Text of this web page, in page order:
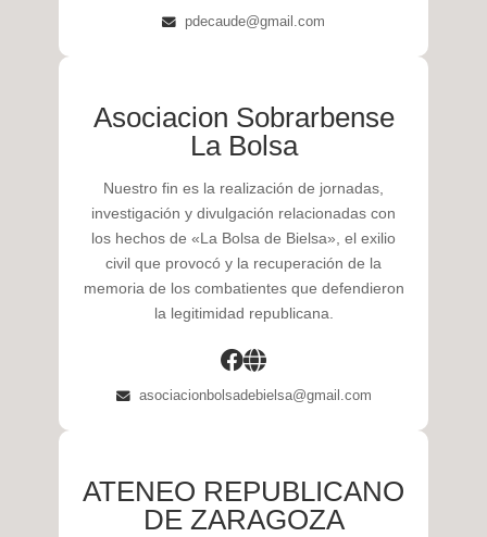
pdecaude@gmail.com
Asociacion Sobrarbense
La Bolsa
Nuestro fin es la realización de jornadas,
investigación y divulgación relacionadas con
los hechos de «La Bolsa de Bielsa», el exilio
civil que provocó y la recuperación de la
memoria de los combatientes que defendieron
la legitimidad republicana.
asociacionbolsadebielsa@gmail.com
ATENEO REPUBLICANO
DE ZARAGOZA